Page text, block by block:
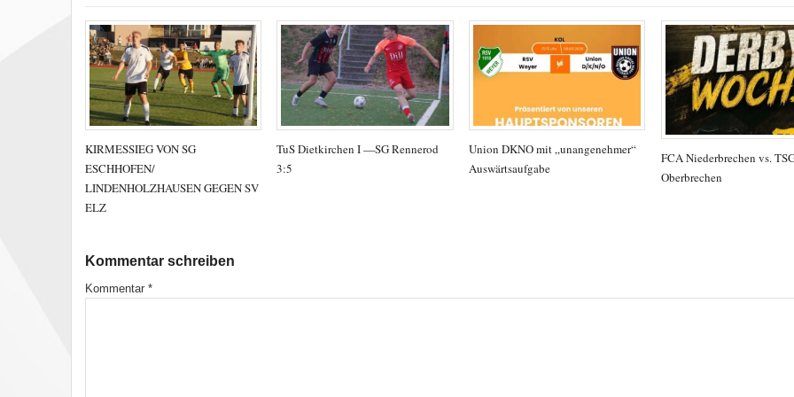
KIRMESSIEG VON SG
ESCHHOFEN/
LINDENHOLZHAUSEN GEGEN SV
ELZ
TuS Dietkirchen I —SG Rennerod
3:5
Union DKNO mit „unangenehmer“
Auswärtsaufgabe
FCA Niederbrechen vs.
Oberbrechen
Kommentar schreiben
Kommentar *